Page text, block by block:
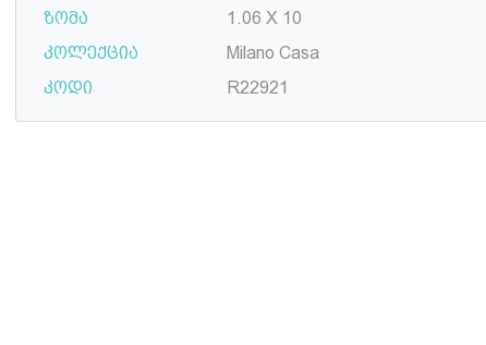
ზომა
1.06 X 10
კოლექცია
Milano Casa
კოდი
R22921